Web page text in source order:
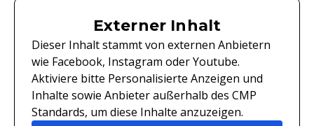
Externer Inhalt
Dieser Inhalt stammt von externen Anbietern
wie Facebook, Instagram oder Youtube.
Aktiviere bitte Personalisierte Anzeigen und
Inhalte sowie Anbieter außerhalb des CMP
Standards, um diese Inhalte anzuzeigen.